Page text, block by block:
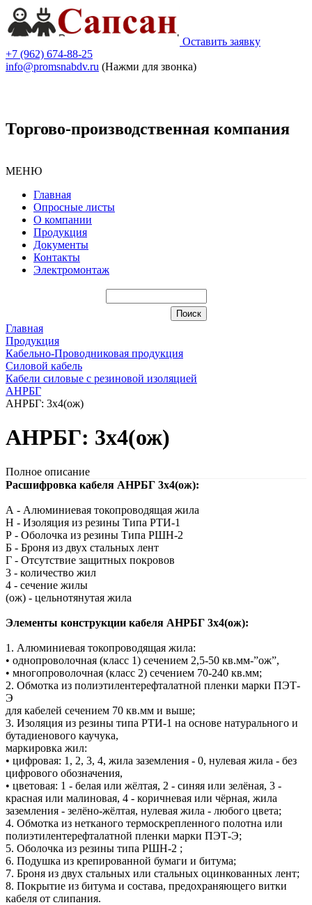
Оставить заявку
+7 (962) 674-88-25
info@promsnabdv.ru (Нажми для звонка)
Торгово-производственная компания
МЕНЮ
Главная
Опросные листы
О компании
Продукция
Документы
Контакты
Электромонтаж
Главная
Продукция
Кабельно-Проводниковая продукция
Силовой кабель
Кабели силовые с резиновой изоляцией
АНРБГ
АНРБГ: 3х4(ож)
АНРБГ: 3х4(ож)
Полное описание
Расшифровка кабеля АНРБГ 3х4(ож):
А - Алюминиевая токопроводящая жила
Н - Изоляция из резины Типа РТИ-1
Р - Оболочка из резины Типа РШН-2
Б - Броня из двух стальных лент
Г - Отсутствие защитных покровов
3 - количество жил
4 - сечение жилы
(ож) - цельнотянутая жила
Элементы конструкции кабеля АНРБГ 3х4(ож):
1. Алюминиевая токопроводящая жила:
• однопроволочная (класс 1) сечением 2,5-50 кв.мм-”ож”,
• многопроволочная (класс 2) сечением 70-240 кв.мм;
2. Обмотка из полиэтилентерефталатной пленки марки ПЭТ-
Э
для кабелей сечением 70 кв.мм и выше;
3. Изоляция из резины типа РТИ-1 на основе натурального и
бутадиенового каучука,
маркировка жил:
• цифровая: 1, 2, 3, 4, жила заземления - 0, нулевая жила - без
цифрового обозначения,
• цветовая: 1 - белая или жёлтая, 2 - синяя или зелёная, 3 -
красная или малиновая, 4 - коричневая или чёрная, жила
заземления - зелёно-жёлтая, нулевая жила - любого цвета;
4. Обмотка из нетканого термоскрепленного полотна или
полиэтилентерефталатной пленки марки ПЭТ-Э;
5. Оболочка из резины типа РШН-2 ;
6. Подушка из крепированной бумаги и битума;
7. Броня из двух стальных или стальных оцинкованных лент;
8. Покрытие из битума и состава, предохраняющего витки
кабеля от слипания.